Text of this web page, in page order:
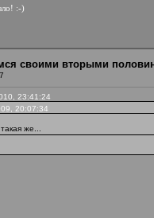
:-)
своими вторыми
23:41:24
20:07:34
же...